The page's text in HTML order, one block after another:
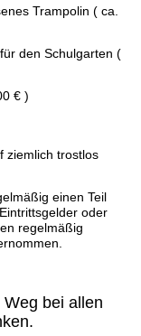
Trampolin ( ca.
den Schulgarten (
€ )
ziemlich trostlos
einen Teil
oder
regelmäßig
bei allen